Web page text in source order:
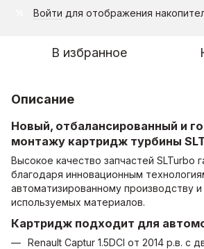
Войти для отображения
В избранное
Описание
Новый, отбалансированный и
монтажу картридж турбины
Высокое качество запчастей SLTurbo
благодаря инновационным
автоматизированному производству
используемых материалов.
Картридж подходит для
Renault Captur 1.5DCI от 2014 р.в. с